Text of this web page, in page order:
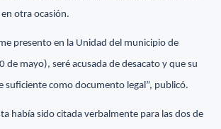
otra ocasión.
presento en la Unidad del municipio de
de mayo), seré acusada de desacato y que su
suficiente como documento legal”, publicó.
había sido citada verbalmente para las dos de